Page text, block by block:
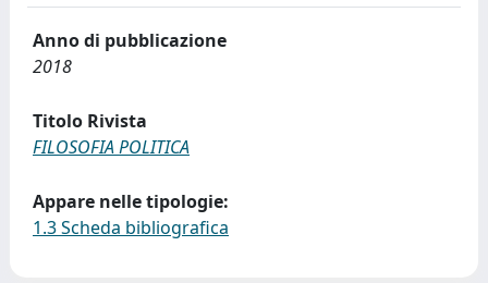
Anno di pubblicazione
2018
Titolo Rivista
FILOSOFIA POLITICA
Appare nelle tipologie:
1.3 Scheda bibliografica